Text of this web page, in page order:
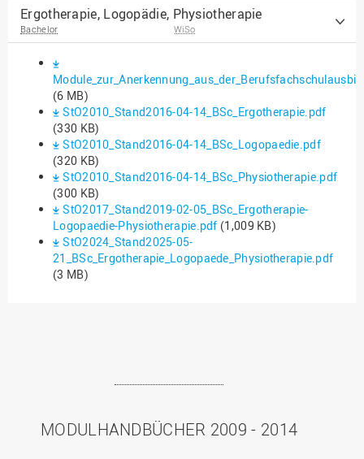
Ergotherapie, Logopädie, Physiotherapie
Bachelor WiSo
(6 MB)
StO2010_Stand2016-04-14_BSc_Ergotherapie.pdf
(330 KB)
StO2010_Stand2016-04-14_BSc_Logopaedie.pdf
(320 KB)
StO2010_Stand2016-04-14_BSc_Physiotherapie.pdf
(300 KB)
StO2017_Stand2019-02-05_BSc_Ergotherapie-
Logopaedie-Physiotherapie.pdf (1,009 KB)
StO2024_Stand2025-05-
21_BSc_Ergotherapie_Logopaede_Physiotherapie.pdf
(3 MB)
MODULHANDBÜCHER 2009 - 2014